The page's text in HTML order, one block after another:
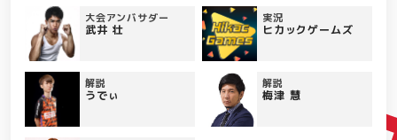
大会アンバサダー
武井 壮
実況
ヒカックゲームズ
解説
うでぃ
解説
梅津 慧